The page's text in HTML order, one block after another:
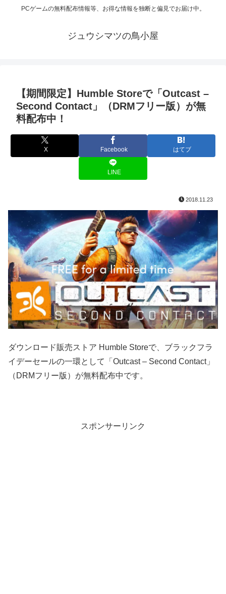
PCゲームの無料配布情報等、お得な情報を独断と偏見でお届け中。
ジュウシマツの鳥小屋
【期間限定】Humble Storeで「Outcast –
Second Contact」（DRMフリー版）が無
料配布中！
X Facebook はてブ
LINE
2018.11.23
ダウンロード販売ストア Humble Storeで、ブラックフラ
イデーセールの一環として「Outcast – Second Contact」
（DRMフリー版）が無料配布中です。
スポンサーリンク